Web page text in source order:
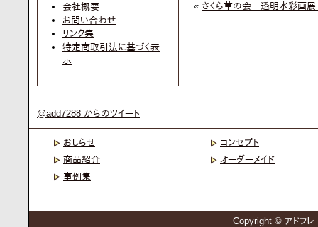
« さくら草の会 透明水彩画展
会社概要
お問い合わせ
リンク集
特定商取引法に基づく表
示
@add7288 からのツイート
おしらせ
商品紹介
事例集
コンセプト
オーダーメイド
Copyright © アドフレ